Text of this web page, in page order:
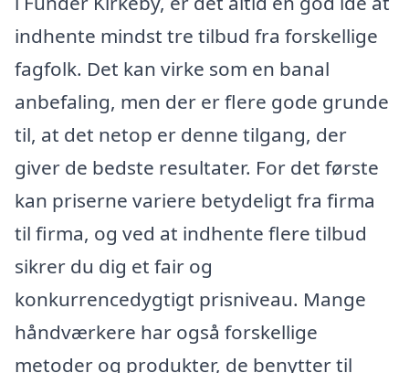
indhente mindst tre tilbud fra forskellige
fagfolk. Det kan virke som en banal
anbefaling, men der er flere gode grunde
til, at det netop er denne tilgang, der
giver de bedste resultater. For det første
kan priserne variere betydeligt fra firma
til firma, og ved at indhente flere tilbud
sikrer du dig et fair og
konkurrencedygtigt prisniveau. Mange
håndværkere har også forskellige
metoder og produkter, de benytter til